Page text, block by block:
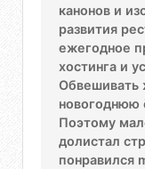
канонов и
развития
ежегодное
хостинга и
Обвешивать
новогоднюю
Поэтому
долистал
понравился